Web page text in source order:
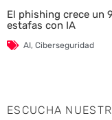
El phishing crece un
estafas con IA
AI, Ciberseguridad
ESCUCHA